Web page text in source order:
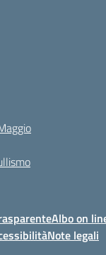
Albo on
Note legali